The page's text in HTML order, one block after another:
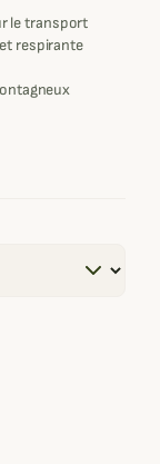
le transport
respirante